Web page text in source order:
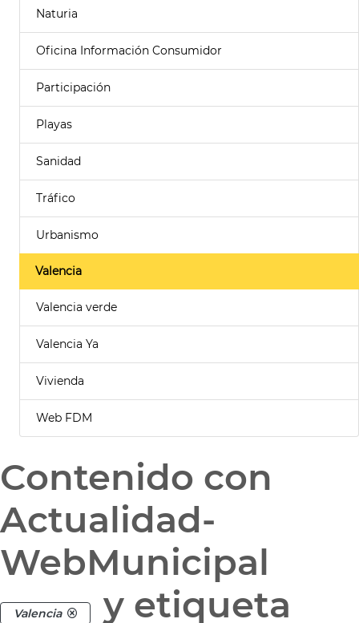
Naturia
Oficina Información Consumidor
Participación
Playas
Sanidad
Tráfico
Urbanismo
Valencia
Valencia verde
Valencia Ya
Vivienda
Web FDM
Contenido con
Actualidad-
WebMunicipal
Valencia y etiqueta